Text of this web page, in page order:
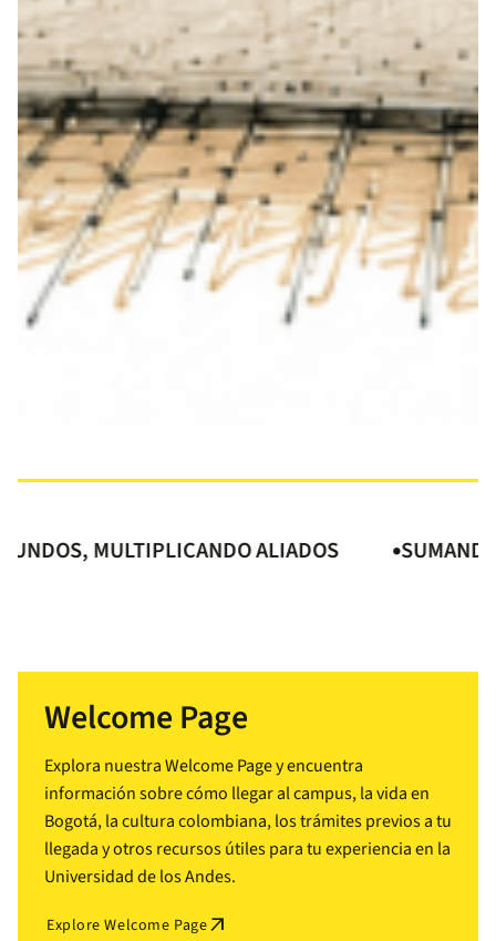
MULTIPLICANDO ALIADOS SUMANDO
Welcome Page
Explora nuestra Welcome Page y encuentra
información sobre cómo llegar al campus, la vida en
Bogotá, la cultura colombiana, los trámites previos a tu
llegada y otros recursos útiles para tu experiencia en la
Universidad de los Andes.
Explore Welcome Pagearrow_outward